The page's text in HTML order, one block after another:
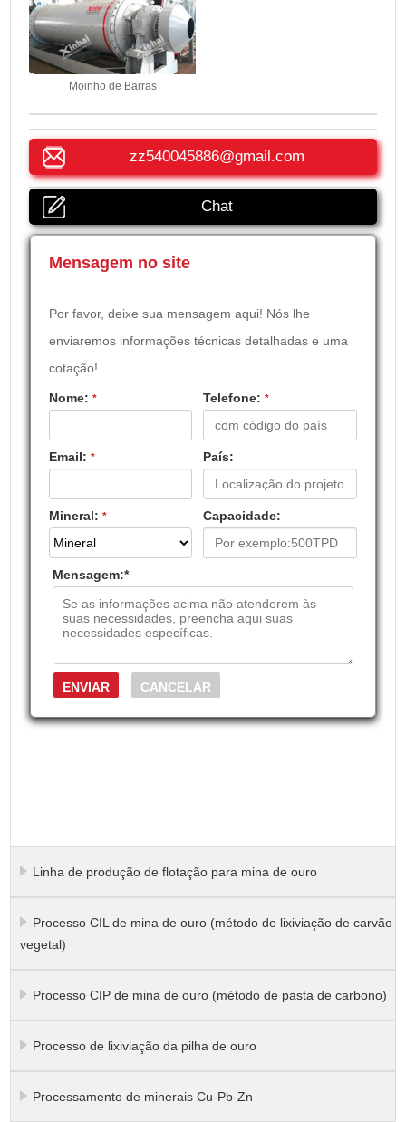
Moinho de Barras
zz540045886@gmail.com
Chat
Mensagem no site
Por favor, deixe sua mensagem aqui! Nós lhe
enviaremos informações técnicas detalhadas e uma
cotação!
Nome:* Telefone: *
Email:* País:
Mineral:* Capacidade:
Mensagem:*
Linha de produção de flotação para mina de ouro
Processo CIL de mina de ouro (método de lixiviação de carvão
vegetal)
Processo CIP de mina de ouro (método de pasta de carbono)
Processo de lixiviação da pilha de ouro
Processamento de minerais Cu-Pb-Zn